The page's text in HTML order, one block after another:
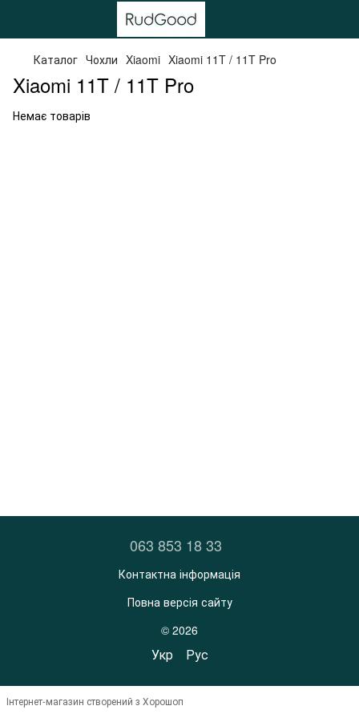
Каталог Чохли Xiaomi Xiaomi 11T / 11T Pro
Xiaomi 11T / 11T Pro
Немає товарів
063 853 18 33
Контактна інформація
Повна версія сайту
© 2026
Укр Рус
Інтернет-магазин створений з Хорошоп